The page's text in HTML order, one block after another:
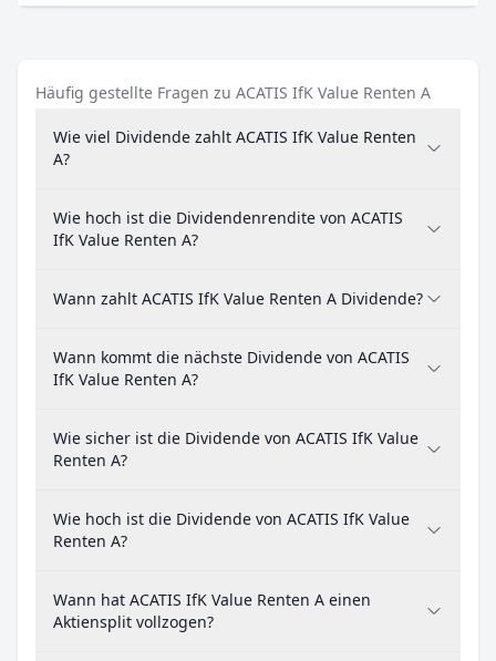
Häufig gestellte Fragen zu ACATIS IfK Value Renten A
Wie viel Dividende zahlt ACATIS IfK Value Renten
A?
Wie hoch ist die Dividendenrendite von ACATIS
IfK Value Renten A?
Wann zahlt ACATIS IfK Value Renten A Dividende?
Wann kommt die nächste Dividende von ACATIS
IfK Value Renten A?
Wie sicher ist die Dividende von ACATIS IfK Value
Renten A?
Wie hoch ist die Dividende von ACATIS IfK Value
Renten A?
Wann hat ACATIS IfK Value Renten A einen
Aktiensplit vollzogen?